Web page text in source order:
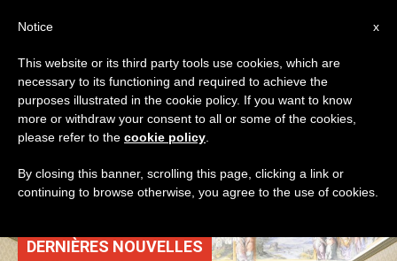
TAG
Posts Tagged ‘سنة
2021’
DERNIÈRES NOUVELLES
x
Notice
This website or its third party tools use cookies, which are
necessary to its functioning and required to achieve the
purposes illustrated in the cookie policy. If you want to know
more or withdraw your consent to all or some of the cookies,
please refer to the cookie policy
By closing this banner, scrolling this page, clicking a link or
continuing to browse otherwise, you agree to the use of cookies.